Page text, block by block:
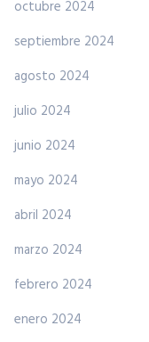
octubre 2024
septiembre 2024
agosto 2024
julio 2024
junio 2024
mayo 2024
abril 2024
marzo 2024
febrero 2024
enero 2024